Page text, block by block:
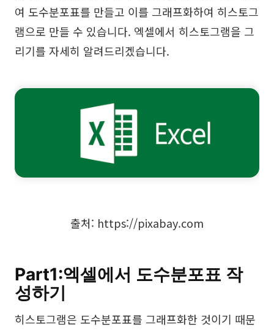
워크플로우
스크럼 도구
팀 협업
회의 및 워크숍
AI 마인드맵
AI 플로우차트
AI 사용자 여정 지도
여 도수분포표를 만들고 이를 그래프화하여 히스토그
램으로 만들 수 있습니다. 엑셀에서 히스토그램을 그
리기를 자세히 알려드리겠습니다.
출처: https://pixabay.com
Part1:엑셀에서 도수분포표 작
성하기
히스토그램은 도수분포표를 그래프화한 것이기 때문